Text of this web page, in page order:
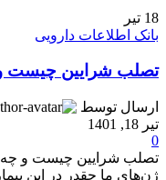
18 تیر
بانک اطلاعات دارویی
تصلب شرایین چیست و چه
ارسال توسط
تیر 18, 1401
0
تصلب شرایین چیست و چه
ژن‌های ما چقدر در این